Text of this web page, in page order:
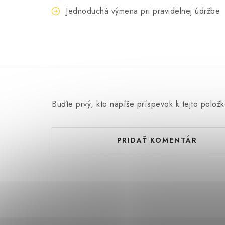
Jednoduchá výmena pri pravidelnej údržbe
Buďte prvý, kto napíše príspevok k tejto
PRIDAŤ KOMENTÁR